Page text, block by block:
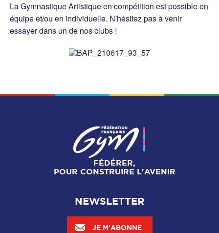
La Gymnastique Artistique en compétition est possible en
équipe et/ou en individuelle. N'hésitez pas à venir
essayer dans un de nos clubs !
FÉDÉRER,
POUR CONSTRUIRE L'AVENIR
NEWSLETTER
JE M'ABONNE